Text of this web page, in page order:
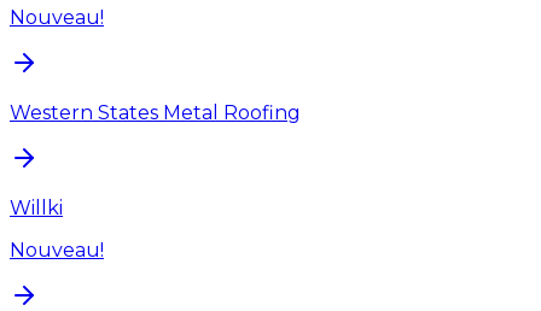
Nouveau!
Western States Metal Roofing
Willki
Nouveau!